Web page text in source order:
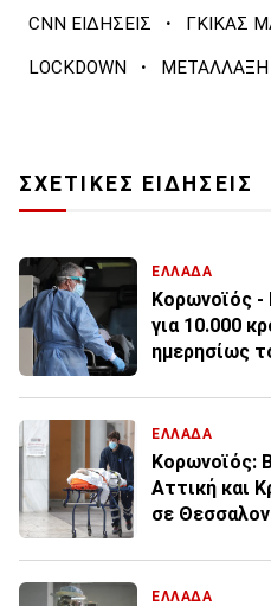
CNN ΕΙΔΗΣΕΙΣ · ΓΚΙΚΑΣ
LOCKDOWN ·
ΣΧΕΤΙΚΕΣ ΕΙΔΗΣΕΙΣ
ΕΛΛΑΔΑ
Κορωνοϊός -
για 10.000
ημερησίως
ΕΛΛΑΔΑ
Κορωνοϊός:
Αττική και
σε
ΕΛΛΑΔΑ